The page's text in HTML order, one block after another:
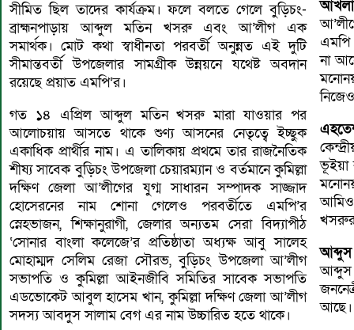
সীমিত ছিল তাদের কার্যক্রম। ফলে বলতে গেলে বুড়িচং-
ব্রাহ্মনপাড়ায় আব্দুল মতিন খসরু এবং আ’লীগ এক
সমার্থক। মোট কথা স্বাধীনতা পরবর্তী অনুন্নত এই দুটি
সীমান্তবর্তী উপজেলার সামগ্রীক উন্নয়নে যথেষ্ট অবদান
রয়েছে প্রয়াত এমপি’র।
গত ১৪ এপ্রিল আব্দুল মতিন খসরু মারা যাওয়ার পর
আলোচয়ায় আসতে থাকে শুণ্য আসনের নেতৃত্বে ইচ্ছুক
একাধিক প্রার্থীর নাম। এ তালিকায় প্রথমে তার রাজনৈতিক
শীষ্য সাবেক বুড়িচং উপজেলা চেয়ারম্যান ও বর্তমানে কুমিল্লা
দক্ষিণ জেলা আ’লীগের যুগ্ম সাধারন সম্পাদক সাজ্জাদ
হোসেরনের নাম শোনা গেলেও পরবর্তীতে এমপি’র
স্নেহভাজন, শিক্ষানুরাগী, জেলার অন্যতম সেরা বিদ্যাপীঠ
‘সোনার বাংলা কলেজে’র প্রতিষ্ঠাতা অধ্যক্ষ আবু সালেহ
মোহাম্মদ সেলিম রেজা সৌরভ, বুড়িচং উপজেলা আ’লীগ
সভাপতি ও কুমিল্লা আইনজীবি সমিতির সাবেক সভাপতি
এডভোকেট আবুল হাসেম খান, কুমিল্লা দক্ষিণ জেলা আ’লীগ
সদস্য আবদুস সালাম বেগ এর নাম উচ্চারিত হতে থাকে।
এমপি
না
ভূইয়া
আমিও
খসরুর
আব্দুস
আব্দুস
আছে।